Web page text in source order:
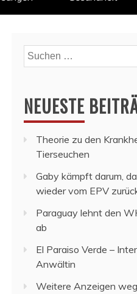
Suchen
nach:
NEUESTE
Theorie zu den
Tierseuchen
Gaby kämpft darum,
wieder vom EPV
Paraguay lehnt den
ab
El Paraiso Verde –
Anwältin
Weitere Anzeigen